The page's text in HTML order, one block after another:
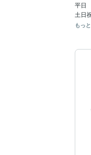
平日
土日
もっ